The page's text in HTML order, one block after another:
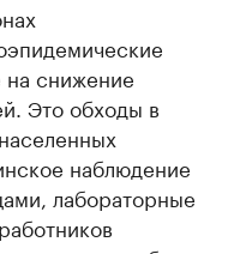
снижение
Это обходы в
наблюдение
лабораторные